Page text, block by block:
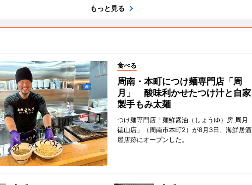
もっと見る
食べる
周南・本町につけ麺専門店「周
月」 酸味利かせたつけ汁と自家
製手もみ太麺
つけ麺専門店「麺鮮醤油（しょうゆ）房 周月
徳山店」（周南市本町2）が8月3日、海鮮居酒
屋店跡にオープンした。